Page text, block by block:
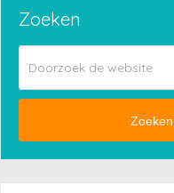
Zoeken
Zoeken